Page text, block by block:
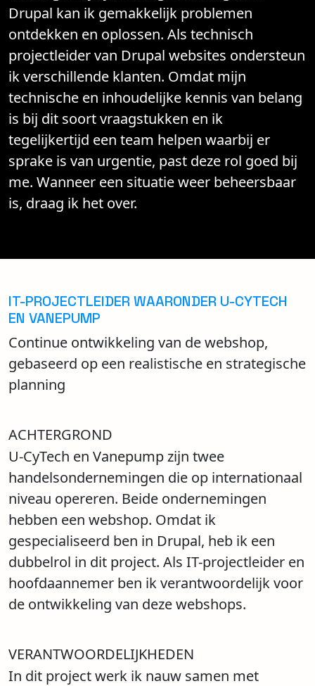
Drupal kan ik gemakkelijk problemen
ontdekken en oplossen. Als technisch
projectleider van Drupal websites ondersteun
ik verschillende klanten. Omdat mijn
technische en inhoudelijke kennis van belang
is bij dit soort vraagstukken en ik
tegelijkertijd een team helpen waarbij er
sprake is van urgentie, past deze rol goed bij
me. Wanneer een situatie weer beheersbaar
is, draag ik het over.
IT-PROJECTLEIDER WAARONDER U-CYTECH
EN VANEPUMP
Continue ontwikkeling van de webshop,
gebaseerd op een realistische en strategische
planning
ACHTERGROND
U-CyTech en Vanepump zijn twee
handelsondernemingen die op internationaal
niveau opereren. Beide ondernemingen
hebben een webshop. Omdat ik
gespecialiseerd ben in Drupal, heb ik een
dubbelrol in dit project. Als IT-projectleider en
hoofdaannemer ben ik verantwoordelijk voor
de ontwikkeling van deze webshops.
VERANTWOORDELIJKHEDEN
In dit project werk ik nauw samen met